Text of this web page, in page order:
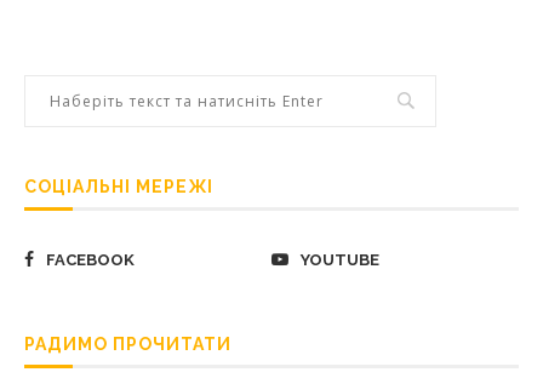
СОЦІАЛЬНІ МЕРЕЖІ
FACEBOOK YOUTUBE
РАДИМО ПРОЧИТАТИ